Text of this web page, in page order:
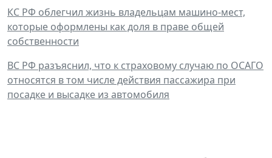
КС РФ облегчил жизнь владельцам машино-мест,
которые оформлены как доля в праве общей
собственности
ВС РФ разъяснил, что к страховому случаю по ОСАГО
относятся в том числе действия пассажира при
посадке и высадке из автомобиля